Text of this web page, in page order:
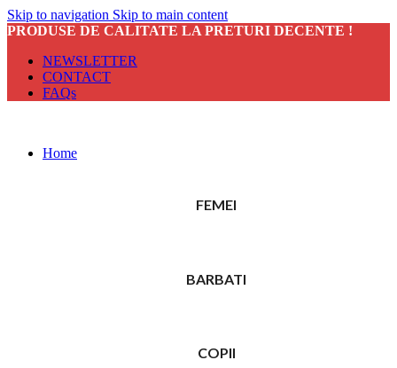
Skip to navigation Skip to main content
PRODUSE DE CALITATE LA PRETURI DECENTE !
NEWSLETTER
CONTACT
FAQs
Home
FEMEI
BARBATI
COPII